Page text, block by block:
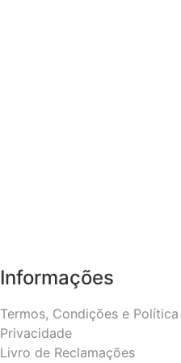
Informações
Termos, Condições e
Privacidade
Livro de Reclamações